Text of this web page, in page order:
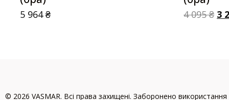
5 964₴ 4 095₴ 3
© 2026 VASMAR. Всі права захищені. Заборонено використання